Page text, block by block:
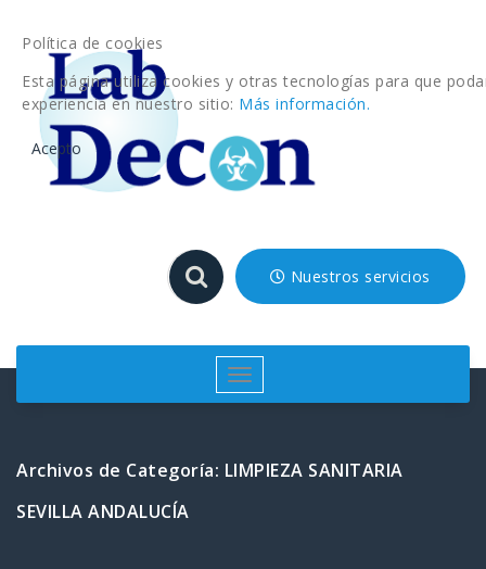
contenido
Nuestros servicios
Cambiar
navegación
Archivos de Categoría: LIMPIEZA SANITARIA
SEVILLA ANDALUCÍA
Política de cookies
Esta página utiliza cookies y otras tecnologías para que
experiencia en nuestro sitio: Más información.
Acepto